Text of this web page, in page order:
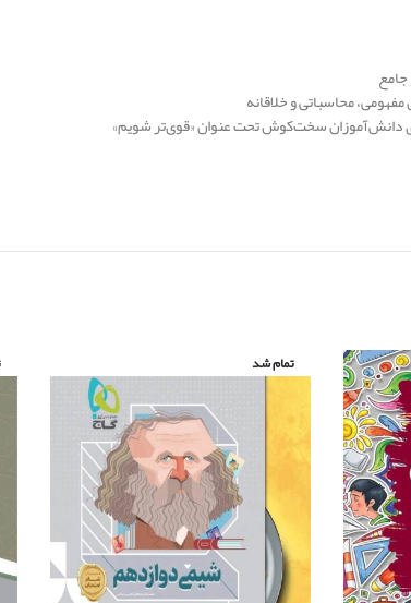
محاسباتی و خلاقانه
دانش‌آموزان سخت‌کوش تحت عنوان «قوی‌تر شویم»
تمام شد